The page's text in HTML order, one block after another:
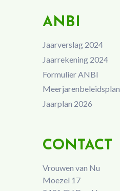
ANBI
Jaarverslag 2024
Jaarrekening 2024
Formulier ANBI
Meerjarenbeleidsplan
Jaarplan 2026
CONTACT
Vrouwen van Nu
Moezel 17